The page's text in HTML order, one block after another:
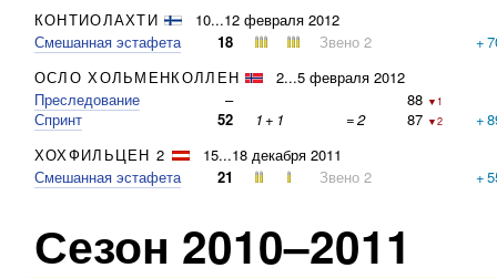
КОНТИОЛАХТИ
10...12 февраля 2012
Смешанная эстафета
18 Звено 2 +
ОСЛО ХОЛЬМЕНКОЛЛЕН
2...5 февраля 2012
Преследование
– 88 ▼1
Спринт 52 1+ 1 =2 87 ▼2 +
ХОХФИЛЬЦЕН 2
15...18 декабря 2011
Смешанная эстафета
21 Звено 2 +
Сезон 2010–2011